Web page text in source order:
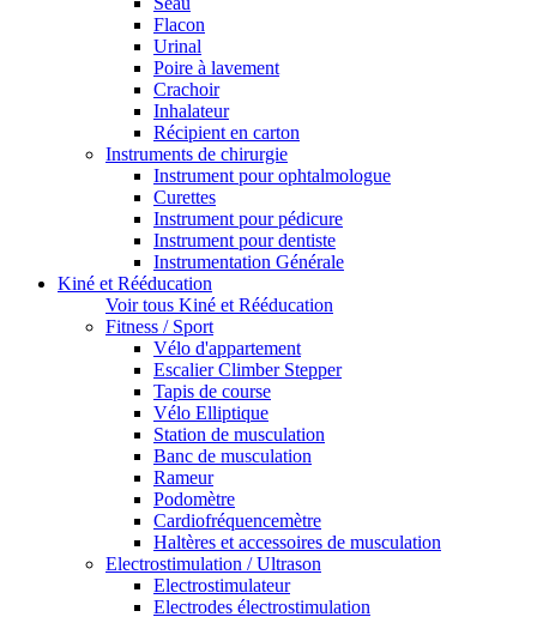
Flacon
Urinal
Poire à lavement
Crachoir
Inhalateur
Récipient en carton
Instruments de chirurgie
Instrument pour ophtalmologue
Curettes
Instrument pour pédicure
Instrument pour dentiste
Instrumentation Générale
Kiné et Rééducation
Voir tous Kiné et Rééducation
Fitness / Sport
Vélo d'appartement
Escalier Climber Stepper
Tapis de course
Vélo Elliptique
Station de musculation
Banc de musculation
Rameur
Podomètre
Cardiofréquencemètre
Haltères et accessoires de musculation
Electrostimulation / Ultrason
Electrostimulateur
Electrodes électrostimulation